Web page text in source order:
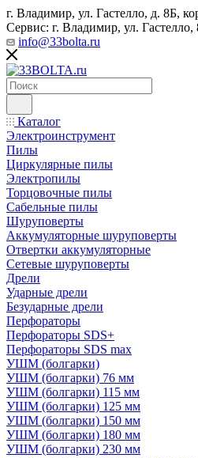
г. Владимир, ул. Гастелло, д. 8Б,
Сервис: г. Владимир, ул.
info@33bolta.ru
Каталог
Электроинструмент
Пилы
Циркулярные пилы
Электропилы
Торцовочные пилы
Сабельные пилы
Шуруповерты
Аккумуляторные шуруповерты
Отвертки аккумуляторные
Сетевые шуруповерты
Дрели
Ударные дрели
Безударные дрели
Перфораторы
Перфораторы SDS+
Перфораторы SDS max
УШМ (болгарки)
УШМ (болгарки) 76 мм
УШМ (болгарки) 115 мм
УШМ (болгарки) 125 мм
УШМ (болгарки) 150 мм
УШМ (болгарки) 180 мм
УШМ (болгарки) 230 мм